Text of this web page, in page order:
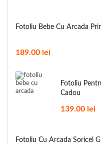
Fotoliu Bebe Cu Arcada
189.00 lei
Fotoliu
Cadou
139.00 lei
Fotoliu Cu Arcada Soricel